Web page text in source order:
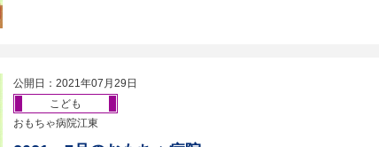
公開日：2021年07月29日
こども
おもちゃ病院江東